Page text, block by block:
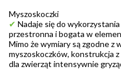
Myszoskoczki
✔ Nadaje się do
przestronna i bogata w
Mimo że wymiary są zgodne z
myszoskoczków, konstrukcja
dla zwierząt intensywnie